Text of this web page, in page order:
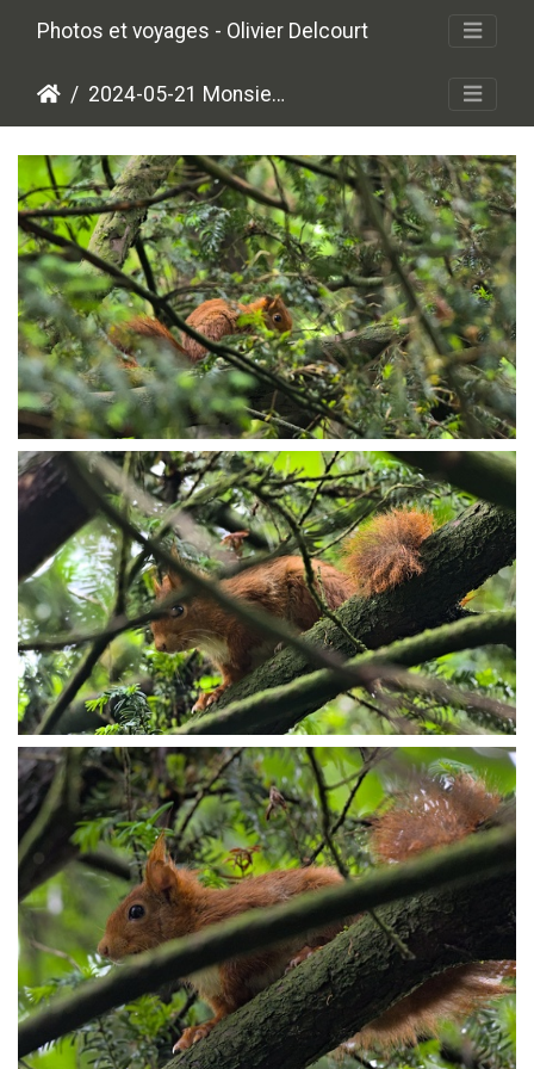
Photos et voyages - Olivier Delcourt
2024-05-21 Monsieur Ecureuil
P5210310
P5210315